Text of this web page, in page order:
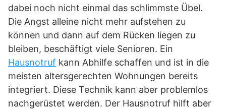
dabei noch nicht einmal das schlimmste Übel.
Die Angst alleine nicht mehr aufstehen zu
können und dann auf dem Rücken liegen zu
bleiben, beschäftigt viele Senioren. Ein
Hausnotruf kann Abhilfe schaffen und ist in die
meisten altersgerechten Wohnungen bereits
integriert. Diese Technik kann aber problemlos
nachgerüstet werden. Der Hausnotruf hilft aber